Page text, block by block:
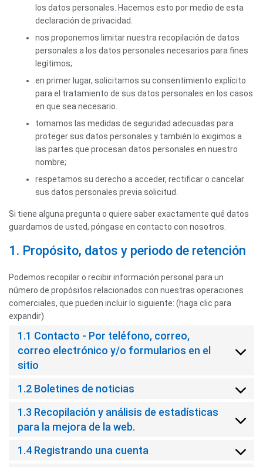
los datos personales. Hacemos esto por medio de esta
declaración de privacidad.
nos proponemos limitar nuestra recopilación de datos
personales a los datos personales necesarios para fines
legítimos;
en primer lugar, solicitamos su consentimiento explícito
para el tratamiento de sus datos personales en los casos
en que sea necesario.
tomamos las medidas de seguridad adecuadas para
proteger sus datos personales y también lo exigimos a
las partes que procesan datos personales en nuestro
nombre;
respetamos su derecho a acceder, rectificar o cancelar
sus datos personales previa solicitud.
Si tiene alguna pregunta o quiere saber exactamente qué datos
guardamos de usted, póngase en contacto con nosotros.
1. Propósito, datos y periodo de retención
Podemos recopilar o recibir información personal para un
número de propósitos relacionados con nuestras operaciones
comerciales, que pueden incluir lo siguiente: (haga clic para
expandir)
1.1 Contacto - Por teléfono, correo,
correo electrónico y/o formularios en el
sitio
1.2 Boletines de noticias
1.3 Recopilación y análisis de estadísticas
para la mejora de la web.
1.4 Registrando una cuenta